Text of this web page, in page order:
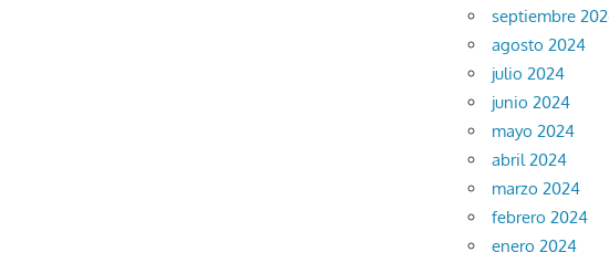
septiembre
agosto 2024
julio 2024
junio 2024
mayo 2024
abril 2024
marzo 2024
febrero 2024
enero 2024